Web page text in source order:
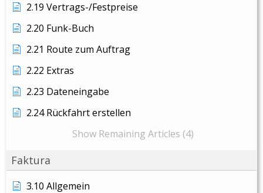
2.19 Vertrags-/Festpreise
2.20 Funk-Buch
2.21 Route zum Auftrag
2.22 Extras
2.23 Dateneingabe
2.24 Rückfahrt erstellen
Show Remaining Articles (4)
Faktura
3.10 Allgemein